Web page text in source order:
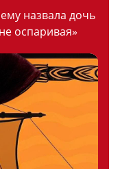
назвала дочь
оспаривая»